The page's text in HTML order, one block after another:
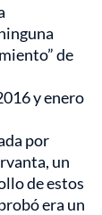
de
y enero
por
un
de estos
era un